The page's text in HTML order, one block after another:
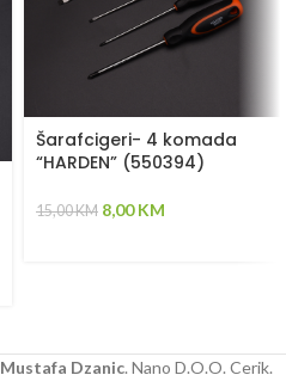
Šarafcigeri- 4 komada
“HARDEN” (550394)
15,00KM 8,00KM
Mustafa Dzanic. Nano D.O.O. Cerik.